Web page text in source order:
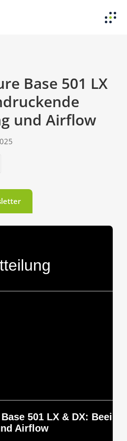
Base 501 LX
und Airflow